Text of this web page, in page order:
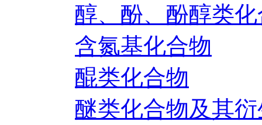
醇、酚、酚醇类
含氮基化合物
醌类化合物
醚类化合物及其